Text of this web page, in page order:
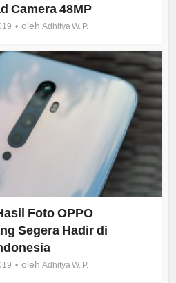
Camera 48MP
oleh Adhitya W. P.
Foto OPPO
Segera Hadir di
oleh Adhitya W. P.